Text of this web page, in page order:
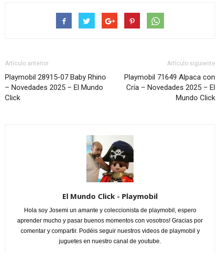
Artículo anterior
Playmobil 28915-07 Baby Rhino
– Novedades 2025 – El Mundo
Click
Artículo siguiente
Playmobil 71649 Alpaca con
Cría – Novedades 2025 – El
Mundo Click
El Mundo Click - Playmobil
Hola soy Josemi un amante y coleccionista de playmobil, espero
aprender mucho y pasar buenos momentos con vosotros! Gracias por
comentar y compartir. Podéis seguir nuestros videos de playmobil y
juguetes en nuestro canal de youtube.